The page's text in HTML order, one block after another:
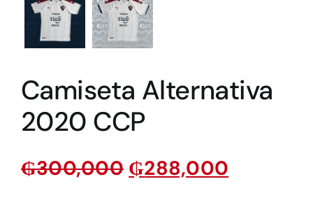
Camiseta Alternativa
2020 CCP
₲300,000 ₲288,000